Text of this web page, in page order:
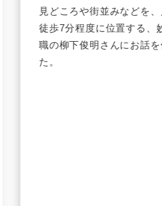
見どころや街並みなどを
徒歩7分程度に位置する、
職の柳下俊明さんにお話を
た。